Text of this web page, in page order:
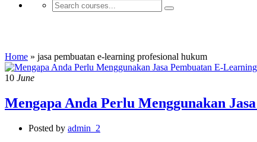
Home » jasa pembuatan e-learning profesional hukum
10 June
Mengapa Anda Perlu Menggunakan
Posted by admin_2